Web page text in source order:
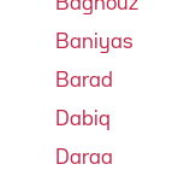
Baniyas
Barad
Dabiq
Daraa